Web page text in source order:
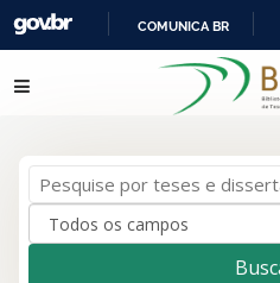
IR
COMUNICA BR
Pular para o conteúdo